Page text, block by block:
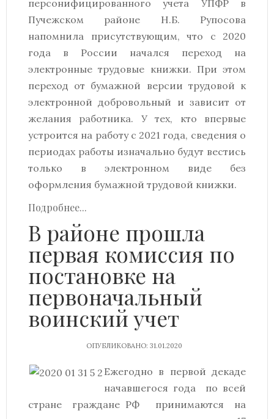
персонифицированного учета УПФР в
Пучежском районе Н.Б. Рупосова
напомнила присутствующим, что с 2020
года в России начался переход на
электронные трудовые книжки. При этом
переход от бумажной версии трудовой к
электронной добровольный и зависит от
желания работника. У тех, кто впервые
устроится на работу с 2021 года, сведения о
периодах работы изначально будут вестись
только в электронном виде без
оформления бумажной трудовой книжки.
Подробнее...
В районе прошла
первая комиссия по
постановке на
первоначальный
воинский учет
ОПУБЛИКОВАНО: 31.01.2020
Ежегодно в первой декаде
начавшегося года по всей
стране граждане РФ принимаются на